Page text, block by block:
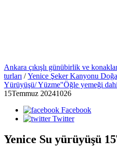
Ankara çıkışlı günübirlik ve
turları /Yenice Şeker Kanyonu
Yürüyüşü/ Yüzme"Öğle yemeği
15Temmuz 20241026
Facebook
Twitter
Yenice Su yürüyüşü